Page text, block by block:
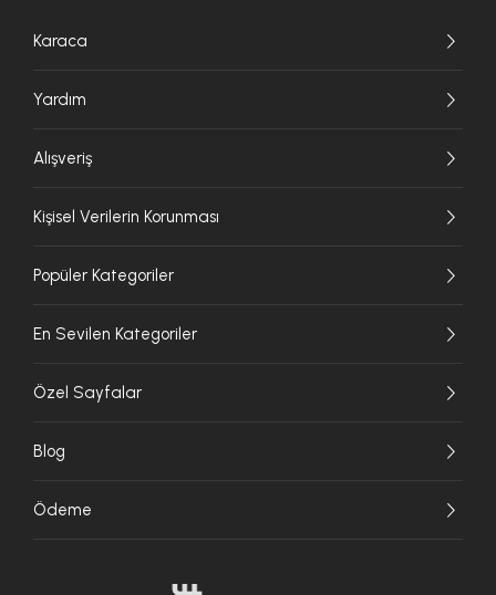
Karaca
Yardım
Alışveriş
Kişisel Verilerin Korunması
Popüler Kategoriler
En Sevilen Kategoriler
Özel Sayfalar
Blog
Ödeme